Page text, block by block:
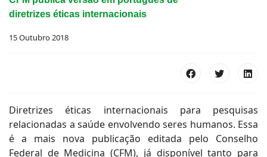
diretrizes éticas internacionais
15 Outubro 2018
Diretrizes éticas internacionais para pesquisas
relacionadas a saúde envolvendo seres humanos. Essa
é a mais nova publicação editada pelo Conselho
Federal de Medicina (CFM), já disponível tanto para